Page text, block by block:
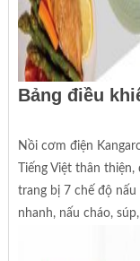
Bảng điều
Nồi cơm điện
Tiếng Việt thân
trang bị 7 chế độ
nhanh, nấu cháo,